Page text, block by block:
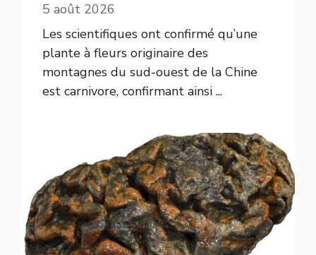
5 août 2026
Les scientifiques ont confirmé qu’une
plante à fleurs originaire des
montagnes du sud-ouest de la Chine
est carnivore, confirmant ainsi ...